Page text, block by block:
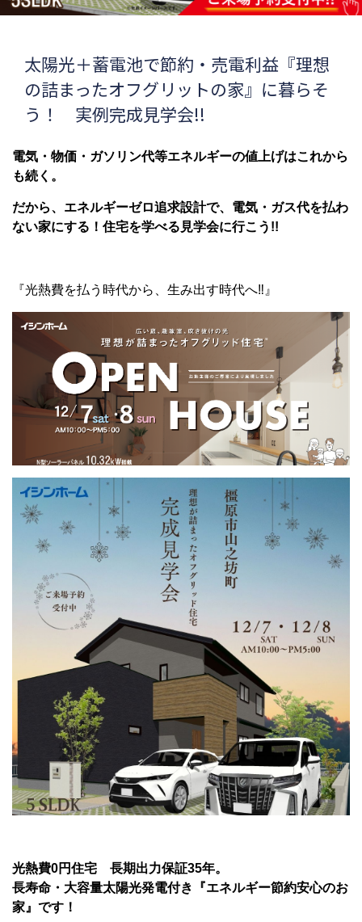
太陽光＋蓄電池で節約・売電利益『理想
の詰まったオフグリットの家』に暮らそ
う！ 実例完成見学会!!
電気・物価・ガソリン代等エネルギーの値上げはこれから
も続く。
だから、エネルギーゼロ追求設計で、電気・ガス代を払わ
ない家にする！住宅を学べる見学会に行こう!!
『光熱費を払う時代から、生み出す時代へ‼️』
光熱費0円住宅 長期出力保証35年。
長寿命・大容量太陽光発電付き『エネルギー節約安心のお
家』です！